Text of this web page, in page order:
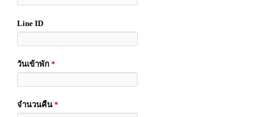
Line ID
วันเข้าพัก *
จำนวนคืน *